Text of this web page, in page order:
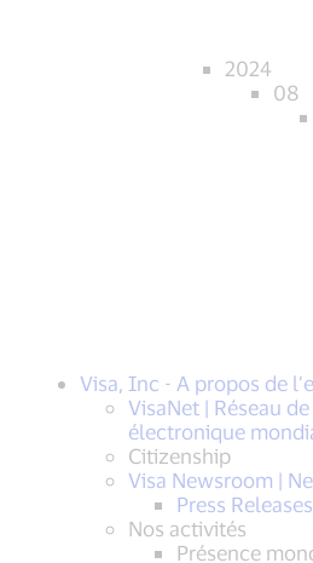
2024
08
Visa, Inc - A propos de
VisaNet | Réseau
électronique
Citizenship
Visa Newsroom |
Press Releases
Nos activités
Présence